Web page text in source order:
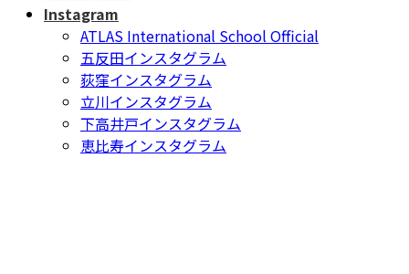
Instagram
ATLAS International School Official
五反田インスタグラム
荻窪インスタグラム
立川インスタグラム
下高井戸インスタグラム
恵比寿インスタグラム